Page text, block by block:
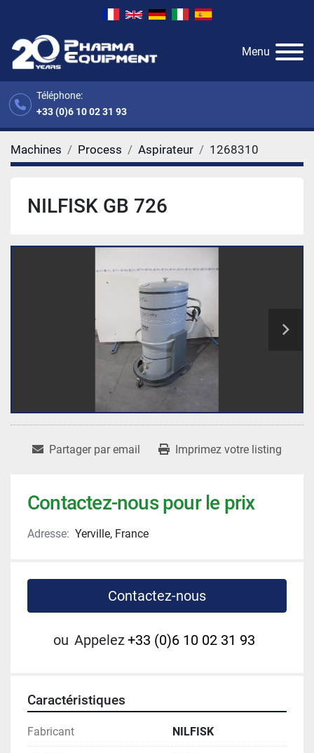
Téléphone:
+33 (0)6 10 02 31 93
Menu
Machines Process Aspirateur 1268310
NILFISK GB 726
Partager par email Imprimez votre listing
Contactez-nous pour le prix
Adresse: Yerville, France
Contactez-nous
ou Appelez+33 (0)6 10 02 31 93
Caractéristiques
Fabricant NILFISK